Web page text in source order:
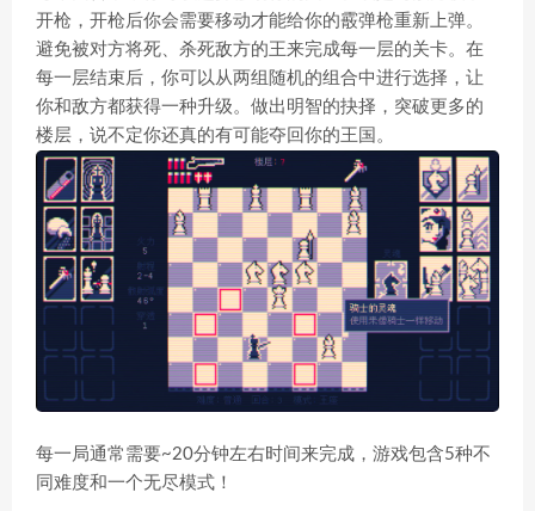
开枪，开枪后你会需要移动才能给你的霰弹枪重新上弹。
避免被对方将死、杀死敌方的王来完成每一层的关卡。在
每一层结束后，你可以从两组随机的组合中进行选择，让
你和敌方都获得一种升级。做出明智的抉择，突破更多的
楼层，说不定你还真的有可能夺回你的王国。
每一局通常需要~20分钟左右时间来完成，游戏包含5种不
同难度和一个无尽模式！